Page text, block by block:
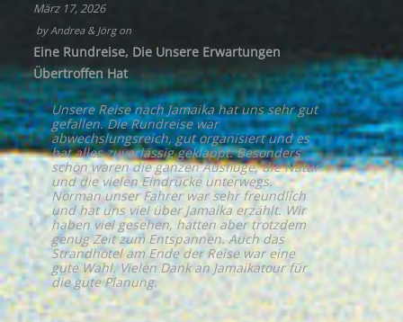
März 17, 2026
byAndrea & Jörgon
Eine Rundreise, Die Unsere Erwartungen
Übertroffen Hat
Unsere Reise nach Jamaika hat uns sehr gut
gefallen. Die Rundreise war
abwechslungsreich, gut organisiert und es
hat alles zuverlässig geklappt. Besonders
schön waren die ganzen Ausflüge, die Natur
und die vielen Eindrücke unterwegs.
Norman unser Fahrer war sehr freundlich
und hat uns viel über Jamaika erzählt. Wir
haben viel gesehen, hatten aber trotzdem
genug Zeit zum Entspannen. Auch das
Strandhotel am Ende der Reise war eine
gute Wahl. Vielen Dank an Jamaikatour für
die gute Planung.